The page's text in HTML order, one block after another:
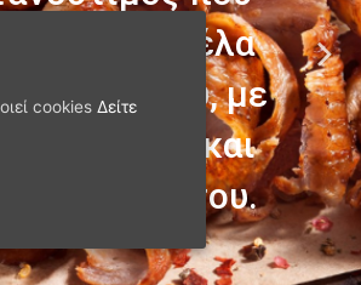
40 ΧΡΟΝΙΑ
προϊόντα
cookies Δείτε